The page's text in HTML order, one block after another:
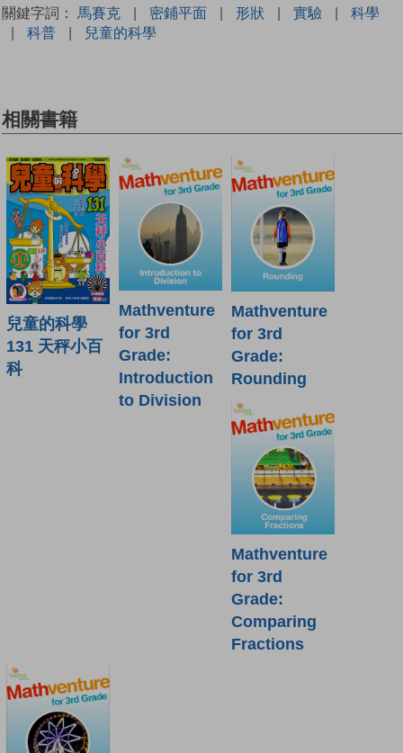
關鍵字詞： 馬賽克 | 密鋪平面 | 形狀 | 實驗 |
科學
|
科普 | 兒童的科學
相關書籍
兒童的科學
131 天秤小百
科
Mathventure
for 3rd
Grade:
Introduction
to Division
Mathventure
for 3rd
Grade:
Rounding
Mathventure
for 3rd
Grade:
Comparing
Fractions